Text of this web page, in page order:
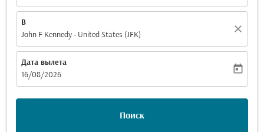
В
John F Kennedy - United States (JFK)
close
Дата вылета
fc-booking-departure-date-aria-label
16/08/2026
today
Поиск